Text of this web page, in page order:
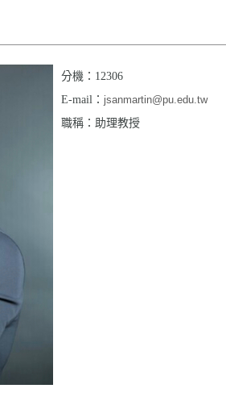
分機：12306
E-mail： jsanmartin@pu.edu.tw
職稱：助理教授